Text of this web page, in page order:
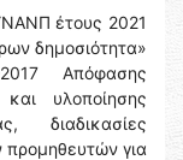
έτους 2021
δημοσιότητα»
Απόφασης
και υλοποίησης
διαδικασίες
προμηθευτών για